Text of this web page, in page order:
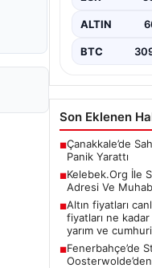
ALTIN
BTC
Son Eklenen
■Çanakkale’de
Panik Yarattı
■Kelebek.Org İle
Adresi Ve
■Altın fiyatları
fiyatları ne
yarım ve
■Fenerbahçe’de